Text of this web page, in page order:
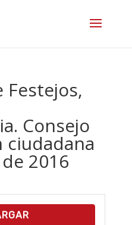
Festejos,
Consejo
2016